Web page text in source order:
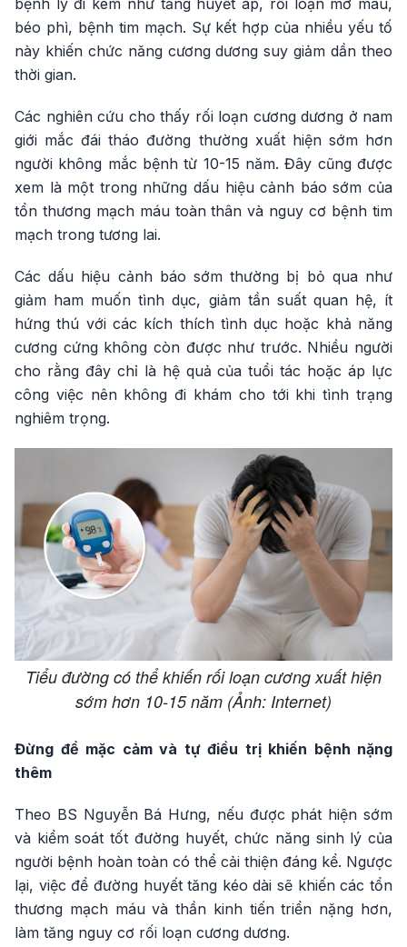
bệnh lý đi kèm như tăng huyết áp, rối loạn mỡ máu,
béo phì, bệnh tim mạch. Sự kết hợp của nhiều yếu tố
này khiến chức năng cương dương suy giảm dần theo
thời gian.
Các nghiên cứu cho thấy rối loạn cương dương ở nam
giới mắc đái tháo đường thường xuất hiện sớm hơn
người không mắc bệnh từ 10-15 năm. Đây cũng được
xem là một trong những dấu hiệu cảnh báo sớm của
tổn thương mạch máu toàn thân và nguy cơ bệnh tim
mạch trong tương lai.
Các dấu hiệu cảnh báo sớm thường bị bỏ qua như
giảm ham muốn tình dục, giảm tần suất quan hệ, ít
hứng thú với các kích thích tình dục hoặc khả năng
cương cứng không còn được như trước. Nhiều người
cho rằng đây chỉ là hệ quả của tuổi tác hoặc áp lực
công việc nên không đi khám cho tới khi tình trạng
nghiêm trọng.
Tiểu đường có thể khiến rối loạn cương xuất hiện
sớm hơn 10-15 năm (Ảnh: Internet)
Đừng để mặc cảm và tự điều trị khiến bệnh nặng
thêm
Theo BS Nguyễn Bá Hưng, nếu được phát hiện sớm
và kiểm soát tốt đường huyết, chức năng sinh lý của
người bệnh hoàn toàn có thể cải thiện đáng kể. Ngược
lại, việc để đường huyết tăng kéo dài sẽ khiến các tổn
thương mạch máu và thần kinh tiến triển nặng hơn,
làm tăng nguy cơ rối loạn cương dương.